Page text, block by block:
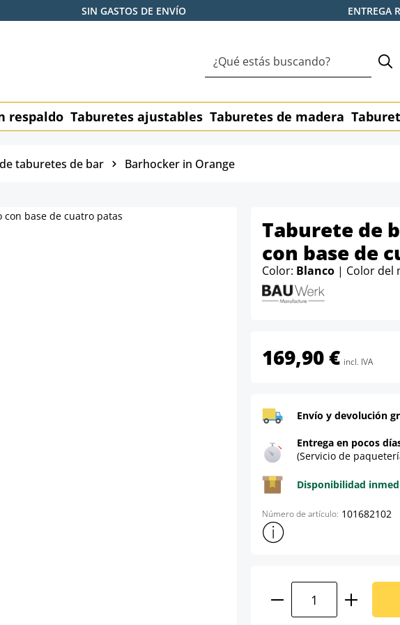
SIN GASTOS DE ENVÍO ENTREGA
respaldo Taburetes ajustables Taburetes de madera
taburetes de bar Barhocker in Orange
Taburete de
con base de
Color: Blanco | Color del
169,90 € incl. IVA
Envío y devolución
Entrega en pocos
(Servicio de
Disponibilidad
Número de artículo: 101682102
Mostrar más información
Cantidad del